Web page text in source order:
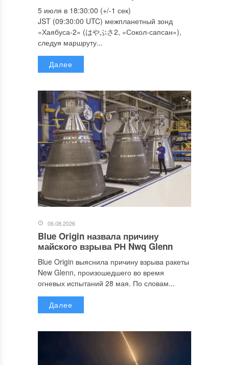
5 июля в 18:30:00 (+/-1 сек)
JST (09:30:00 UTC) межпланетный зонд
«Хаябуса-2» (はやぶさ2, «Сокол-сапсан»),
следуя маршруту...
Далее
06.08.2026
Blue Origin назвала причину
майского взрыва РН Nwq Glenn
Blue Origin выяснила причину взрыва ракеты
New Glenn, произошедшего во время
огневых испытаний 28 мая. По словам...
Далее